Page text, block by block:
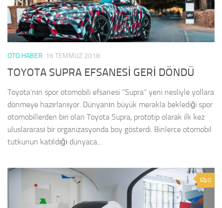
OTO HABER 16 TEMMUZ 2018
TOYOTA SUPRA EFSANESİ GERİ DÖNDÜ
Toyota’nın spor otomobili efsanesi “Supra” yeni nesliyle yollara
dönmeye hazırlanıyor. Dünyanın büyük merakla beklediği spor
otomobillerden biri olan Toyota Supra, prototip olarak ilk kez
uluslararası bir organizasyonda boy gösterdi. Binlerce otomobil
tutkunun katıldığı dünyaca...
0